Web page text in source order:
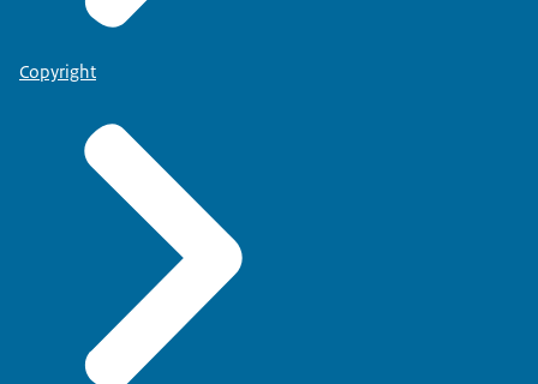
Copyright